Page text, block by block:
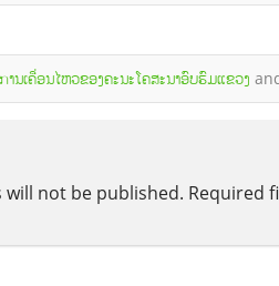
ການເຄື່ອນໄຫວຂອງຄະນະໂຄສະນາອົບຮົມແຂວງ
will not be published. Required